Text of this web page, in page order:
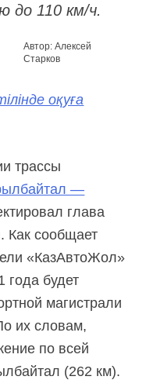
до 110 км/ч.
Автор: Алексей
Старков
оқуға
трассы
—
глава
Как сообщает
«КазАвтоЖол»
года будет
магистрали
их словам,
по всей
(262 км).